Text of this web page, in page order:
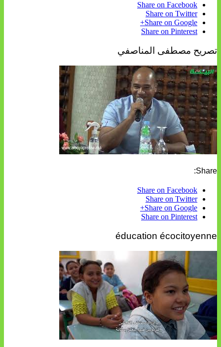
Share on Facebook
Share on Twitter
Share on Google+
Share on Pinterest
تصريح مصطفى المناصفي
Share:
Share on Facebook
Share on Twitter
Share on Google+
Share on Pinterest
éducation écocitoyenne